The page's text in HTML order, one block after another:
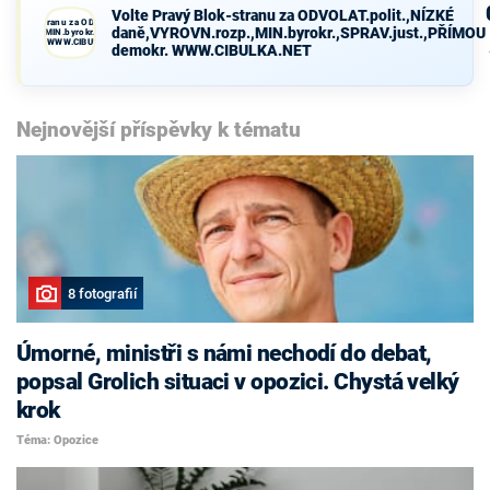
Blok-stranu za ODVOLAT.polit.,NÍZKÉ
demokr. WWW.CIBULKA.NET
Volte Pravý Blok-stranu za ODVOLAT.polit.,NÍZKÉ
daně,VYROVN.rozp.,MIN.byrokr.,SPRAV.just.,PŘÍMOU
demokr. WWW.CIBULKA.NET
Nejnovější příspěvky k tématu
8 fotografií
Úmorné, ministři s námi nechodí do debat,
popsal Grolich situaci v opozici. Chystá velký
krok
Téma: Opozice